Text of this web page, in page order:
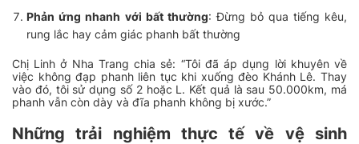
Phản ứng nhanh với bất thường: Đừng bỏ qua tiếng kêu,
rung lắc hay cảm giác phanh bất thường
Chị Linh ở Nha Trang chia sẻ: “Tôi đã áp dụng lời khuyên về
việc không đạp phanh liên tục khi xuống đèo Khánh Lê. Thay
vào đó, tôi sử dụng số 2 hoặc L. Kết quả là sau 50.000km, má
phanh vẫn còn dày và đĩa phanh không bị xước.”
Những trải nghiệm thực tế về vệ sinh